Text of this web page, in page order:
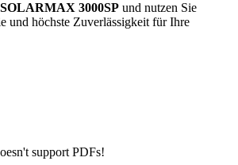
SOLARMAX 3000SP und nutzen Sie
und höchste Zuverlässigkeit für Ihre
support PDFs!